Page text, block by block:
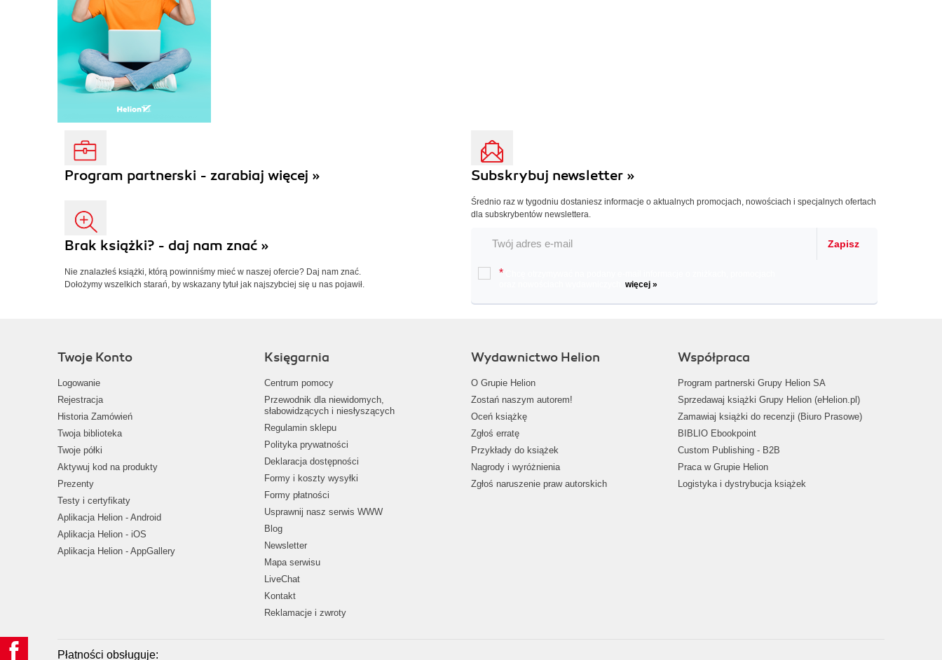
Program partnerski - zarabiaj więcej »
Brak książki? - daj nam znać »
Nie znalazłeś książki, którą powinniśmy mieć w naszej ofercie? Daj nam znać.
Dołożymy wszelkich starań, by wskazany tytuł jak najszybciej się u nas pojawił.
Subskrybuj newsletter »
Średnio raz w tygodniu dostaniesz informacje o aktualnych promocjach, nowościach i specjalnych ofertach
dla subskrybentów newslettera.
Zapisz
*
więcej »
Twoje Konto
Logowanie
Rejestracja
Historia Zamówień
Twoja biblioteka
Twoje półki
Aktywuj kod na produkty
Prezenty
Testy i certyfikaty
Aplikacja Helion - Android
Aplikacja Helion - iOS
Aplikacja Helion - AppGallery
Księgarnia
Centrum pomocy
Przewodnik dla niewidomych,
słabowidzących i niesłyszących
Regulamin sklepu
Polityka prywatności
Deklaracja dostępności
Formy i koszty wysyłki
Formy płatności
Usprawnij nasz serwis WWW
Blog
Newsletter
Mapa serwisu
LiveChat
Kontakt
Reklamacje i zwroty
Wydawnictwo Helion
O Grupie Helion
Zostań naszym autorem!
Oceń książkę
Zgłoś erratę
Przykłady do książek
Nagrody i wyróżnienia
Zgłoś naruszenie praw autorskich
Współpraca
Program partnerski Grupy Helion SA
Sprzedawaj książki Grupy Helion (eHelion.pl)
Zamawiaj książki do recenzji (Biuro Prasowe)
BIBLIO Ebookpoint
Custom Publishing - B2B
Praca w Grupie Helion
Logistyka i dystrybucja książek
Płatności obsługuje: